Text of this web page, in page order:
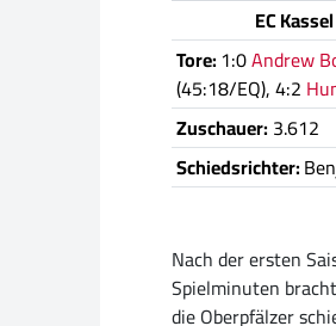
EC
Tore:1:0Andrew
(45:18/EQ), 4:2
Zuschauer: 3.612
Schiedsrichter:
Nach der ersten
Spielminuten
die Oberpfälzer